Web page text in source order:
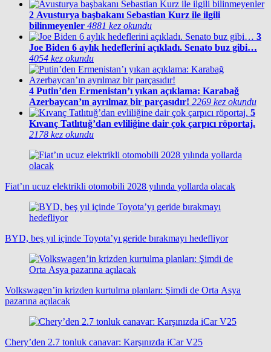
2 Avusturya başbakanı Sebastian Kurz ile ilgili
bilinmeyenler 4881 kez okundu
3
Joe Biden 6 aylık hedeflerini açıkladı. Senato buz gibi…
4054 kez okundu
4 Putin’den Ermenistan’ı yıkan açıklama: Karabağ
Azerbaycan’ın ayrılmaz bir parçasıdır! 2269 kez okundu
5
Kıvanç Tatlıtuğ’dan evliliğine dair çok çarpıcı röportaj.
2178 kez okundu
Fiat’ın ucuz elektrikli otomobili 2028 yılında yollarda olacak
BYD, beş yıl içinde Toyota’yı geride bırakmayı hedefliyor
Volkswagen’in krizden kurtulma planları: Şimdi de Orta Asya
pazarına açılacak
Chery’den 2.7 tonluk canavar: Karşınızda iCar V25